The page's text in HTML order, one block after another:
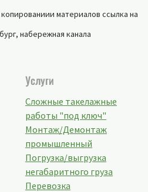
материалов ссылка на
, набережная канала
Услуги
Сложные такелажные
работы "под ключ"
Монтаж/Демонтаж
промышленный
Погрузка/выгрузка
негабаритного груза
Перевозка